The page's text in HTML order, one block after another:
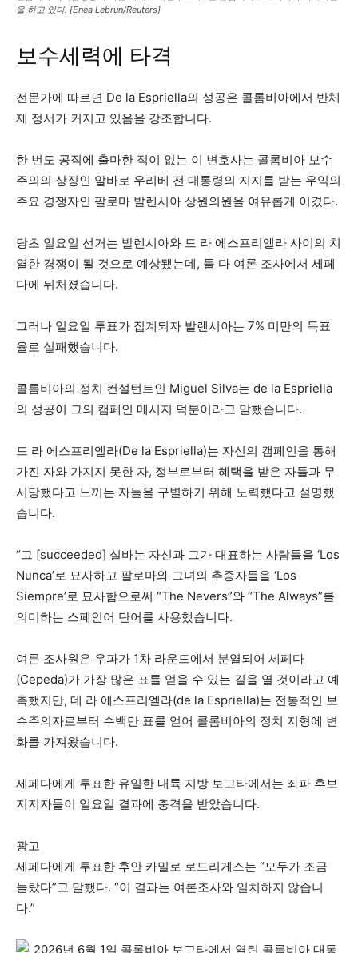
을 하고 있다. [Enea Lebrun/Reuters]
보수세력에 타격
전문가에 따르면 De la Espriella의 성공은 콜롬비아에서 반체
제 정서가 커지고 있음을 강조합니다.
한 번도 공직에 출마한 적이 없는 이 변호사는 콜롬비아 보수
주의의 상징인 알바로 우리베 전 대통령의 지지를 받는 우익의
주요 경쟁자인 팔로마 발렌시아 상원의원을 여유롭게 이겼다.
당초 일요일 선거는 발렌시아와 드 라 에스프리엘라 사이의 치
열한 경쟁이 될 것으로 예상됐는데, 둘 다 여론 조사에서 세페
다에 뒤처졌습니다.
그러나 일요일 투표가 집계되자 발렌시아는 7% 미만의 득표
율로 실패했습니다.
콜롬비아의 정치 컨설턴트인 Miguel Silva는 de la Espriella
의 성공이 그의 캠페인 메시지 덕분이라고 말했습니다.
드 라 에스프리엘라(De la Espriella)는 자신의 캠페인을 통해
가진 자와 가지지 못한 자, 정부로부터 혜택을 받은 자들과 무
시당했다고 느끼는 자들을 구별하기 위해 노력했다고 설명했
습니다.
“그 [succeeded] 실바는 자신과 그가 대표하는 사람들을 ‘Los
Nunca’로 묘사하고 팔로마와 그녀의 추종자들을 ‘Los
Siempre’로 묘사함으로써 “The Nevers”와 “The Always”를
의미하는 스페인어 단어를 사용했습니다.
여론 조사원은 우파가 1차 라운드에서 분열되어 세페다
(Cepeda)가 가장 많은 표를 얻을 수 있는 길을 열 것이라고 예
측했지만, 데 라 에스프리엘라(de la Espriella)는 전통적인 보
수주의자로부터 수백만 표를 얻어 콜롬비아의 정치 지형에 변
화를 가져왔습니다.
세페다에게 투표한 유일한 내륙 지방 보고타에서는 좌파 후보
지지자들이 일요일 결과에 충격을 받았습니다.
광고
세페다에게 투표한 후안 카밀로 로드리게스는 “모두가 조금
놀랐다”고 말했다. “이 결과는 여론조사와 일치하지 않습니
다.”